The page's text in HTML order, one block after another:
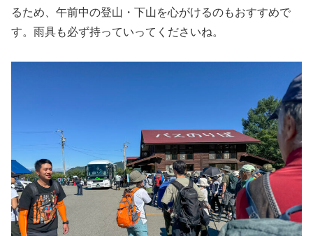
るため、午前中の登山・下山を心がけるのもおすすめで
す。雨具も必ず持っていってくださいね。